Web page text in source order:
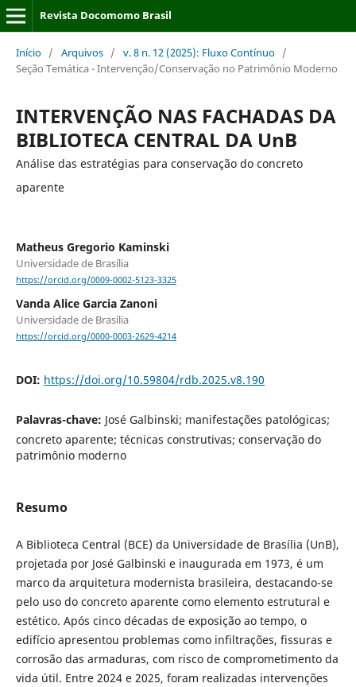
Revista Docomomo Brasil
Início / Arquivos / v. 8 n. 12 (2025): Fluxo Contínuo /
Seção Temática - Intervenção/Conservação no Patrimônio Moderno
INTERVENÇÃO NAS FACHADAS DA
BIBLIOTECA CENTRAL DA UnB
Análise das estratégias para conservação do concreto
aparente
Matheus Gregorio Kaminski
Universidade de Brasília
https://orcid.org/0009-0002-5123-3325
Vanda Alice Garcia Zanoni
Universidade de Brasília
https://orcid.org/0000-0003-2629-4214
DOI: https://doi.org/10.59804/rdb.2025.v8.190
Palavras-chave: José Galbinski; manifestações patológicas;
concreto aparente; técnicas construtivas; conservação do
patrimônio moderno
Resumo
A Biblioteca Central (BCE) da Universidade de Brasília (UnB),
projetada por José Galbinski e inaugurada em 1973, é um
marco da arquitetura modernista brasileira, destacando-se
pelo uso do concreto aparente como elemento estrutural e
estético. Após cinco décadas de exposição ao tempo, o
edifício apresentou problemas como infiltrações, fissuras e
corrosão das armaduras, com risco de comprometimento da
vida útil. Entre 2024 e 2025, foram realizadas intervenções